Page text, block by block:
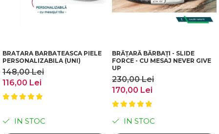
BRATARA BARBATEASCA PIELE
PERSONALIZABILA (UNI)
148,00 Lei
116,00 Lei
IN STOC
BRĂȚARĂ BĂRBAȚI - SLIDE
FORCE - CU MESAJ NEVER GIVE
UP
230,00 Lei
170,00 Lei
IN STOC